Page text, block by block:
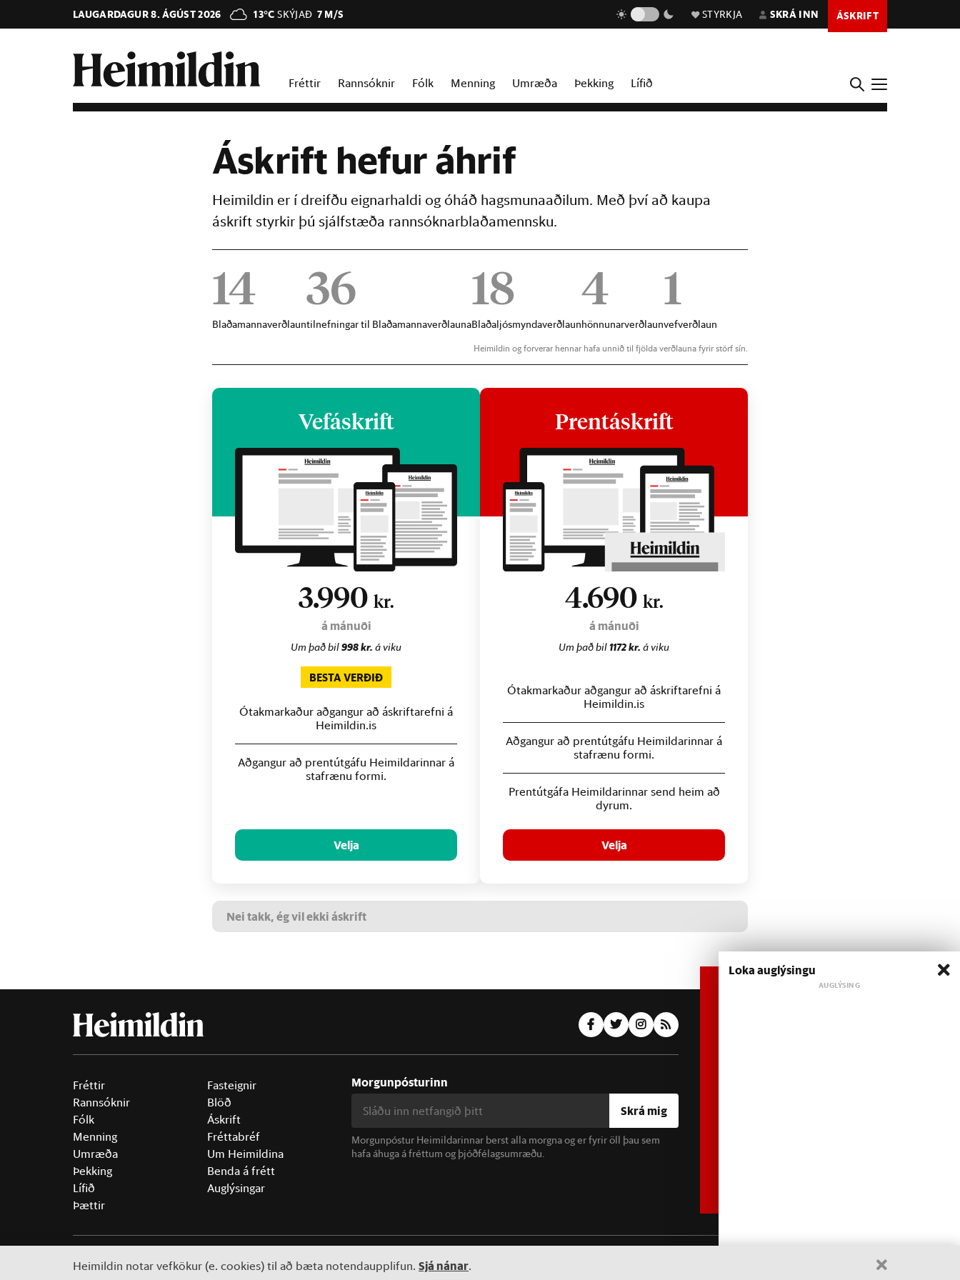
LAUGARDAGUR 8. ÁGÚST 2026 13°C SKÝJAÐ 7 M/S STYRKJA SKRÁ INN ÁSKRIFT
Fréttir Rannsóknir Fólk Menning Umræða Þekking Lífið
Áskrift hefur áhrif
Heimildin er í dreifðu eignarhaldi og óháð hagsmunaaðilum. Með því að kaupa
áskrift styrkir þú sjálfstæða rannsóknarblaðamennsku.
14
Blaðamannaverðlaun
36
tilnefningar til Blaðamannaverðlauna
18
Blaðaljósmyndaverðlaun
4
hönnunarverðlaun
1
vefverðlaun
Heimildin og forverar hennar hafa unnið til fjölda verðlauna fyrir störf sín.
Vefáskrift
3.990 kr.
á mánuði
Um það bil998 kr. á viku
BESTA VERÐIÐ
Ótakmarkaður aðgangur að áskriftarefni á
Heimildin.is
Aðgangur að prentútgáfu Heimildarinnar á
stafrænu formi.
Velja
Prentáskrift
4.690 kr.
á mánuði
Um það bil1172 kr. á viku
Ótakmarkaður aðgangur að áskriftarefni á
Heimildin.is
Aðgangur að prentútgáfu Heimildarinnar á
stafrænu formi.
Prentútgáfa Heimildarinnar send heim að
dyrum.
Velja
Nei takk, ég vil ekki áskrift
Fréttir
Rannsóknir
Fólk
Menning
Umræða
Þekking
Lífið
Þættir
Fasteignir
Blöð
Áskrift
Fréttabréf
Um Heimildina
Benda á frétt
Auglýsingar
Morgunpósturinn
Skrá mig
Morgunpóstur Heimildarinnar berst alla morgna og er fyrir öll þau sem
hafa áhuga á fréttum og þjóðfélagsumræðu.
Heimildin notar vefkökur (e. cookies) til að bæta notendaupplifun. Sjá nánar.
Loka auglýsingu